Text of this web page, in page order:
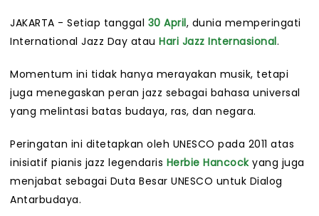
JAKARTA - Setiap tanggal 30 April, dunia memperingati
International Jazz Day atau Hari Jazz Internasional.
Momentum ini tidak hanya merayakan musik, tetapi
juga menegaskan peran jazz sebagai bahasa universal
yang melintasi batas budaya, ras, dan negara.
Peringatan ini ditetapkan oleh UNESCO pada 2011 atas
inisiatif pianis jazz legendaris Herbie Hancockyang juga
menjabat sebagai Duta Besar UNESCO untuk Dialog
Antarbudaya.